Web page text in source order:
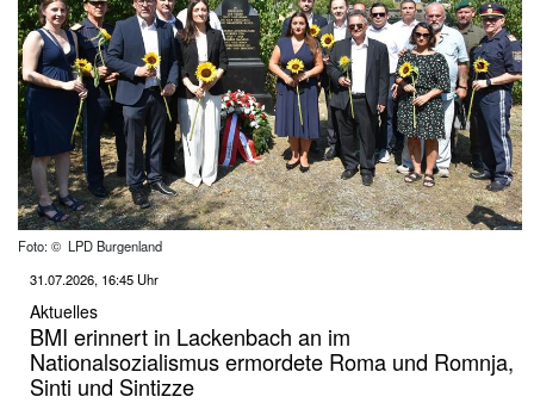
Foto: © LPD Burgenland
31.07.2026, 16:45 Uhr
Aktuelles
BMI erinnert in Lackenbach an im
Nationalsozialismus ermordete Roma und Romnja,
Sinti und Sintizze